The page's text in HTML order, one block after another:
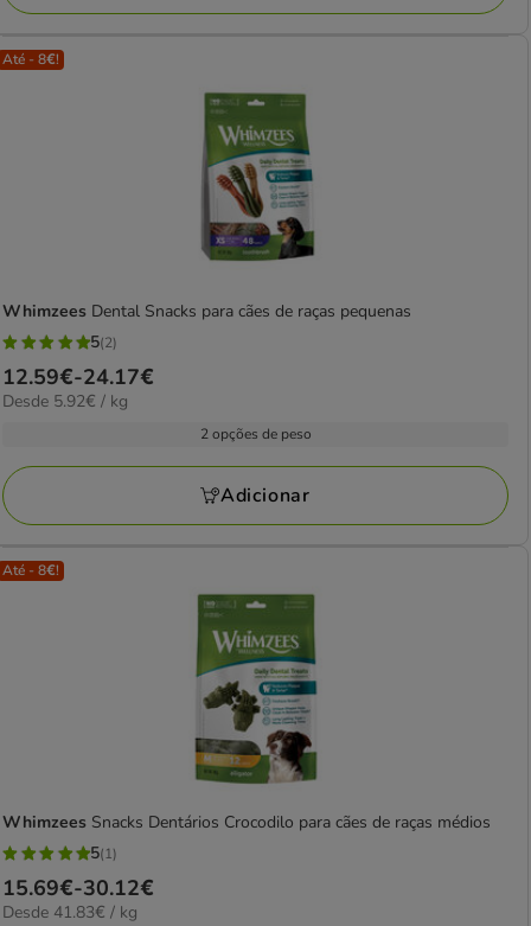
Até - 8€!
Whimzees Dental Snacks para cães de raças pequenas
5
estrelas
com
avaliações
5(2)
Preço
de
24.17€
12.59€-24.17€
5.92€
Desde 5.92€ / kg
2 opções de peso
Adicionar
Até - 8€!
Whimzees Snacks Dentários Crocodilo para cães de raças médios
5
estrelas
5(1)
Preço
de
15.69€-30.12€
41.83€
Desde 41.83€ / kg